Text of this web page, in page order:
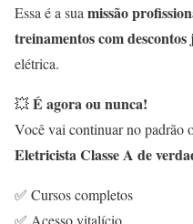
Essa é a sua missão
treinamentos com descontos
elétrica.
💥É agora ou nunca!
Você vai continuar no padrão
Eletricista Classe A de
✅ Cursos completos
✅ Acesso vitalício